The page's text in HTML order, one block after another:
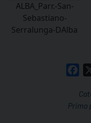
ALBA_Parr.-San-
Sebastiano-
Serralunga-DAlba
Primo